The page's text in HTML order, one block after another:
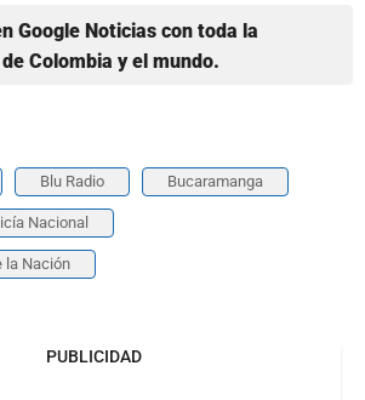
Google Noticias con toda la
Colombia y el mundo.
Blu Radio Bucaramanga
Nacional
la Nación
PUBLICIDAD